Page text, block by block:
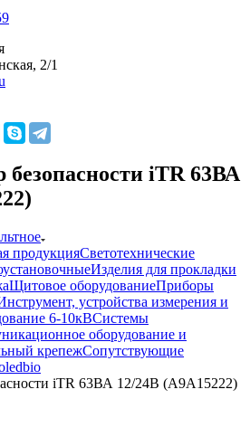
2/1
безопасности iTR 63ВА
продукцияСветотехнические
Изделия для прокладки
Щитовое оборудованиеПриборы
устройства измерения и
6-10кВСистемы
оборудование и
крепежСопутствующие
iTR 63ВА 12/24В (A9A15222)